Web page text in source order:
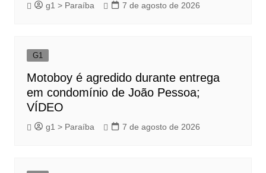
g1 > Paraíba 7 de agosto de 2026
G1
Motoboy é agredido durante entrega
em condomínio de João Pessoa;
VÍDEO
g1 > Paraíba 7 de agosto de 2026